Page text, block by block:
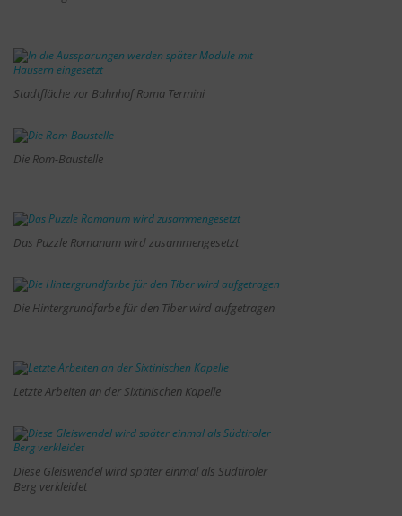
Stadtfläche vor Bahnhof Roma Termini
Die Rom-Baustelle
Das Puzzle Romanum wird zusammengesetzt
Die Hintergrundfarbe für den Tiber wird aufgetragen
Letzte Arbeiten an der Sixtinischen Kapelle
Diese Gleiswendel wird später einmal als Südtiroler
Berg verkleidet